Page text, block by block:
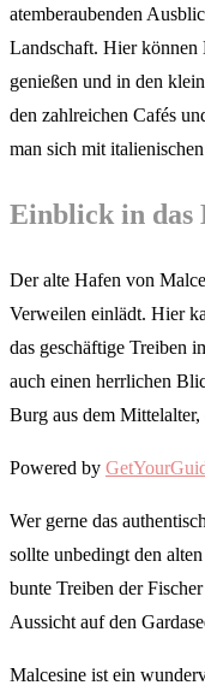
atemberaubenden
Landschaft. Hier können
genießen und in den
den zahlreichen Cafés
man sich mit
Einblick in das
Der alte Hafen von
Verweilen einlädt. Hier
das geschäftige Treiben
auch einen herrlichen
Burg aus dem
Powered by
Wer gerne das
sollte unbedingt den
bunte Treiben der
Aussicht auf den
Malcesine ist ein